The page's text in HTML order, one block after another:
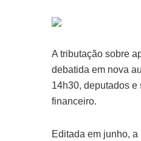
A tributação sobre
debatida em nova
14h30, deputados e
financeiro.
Editada em junho,